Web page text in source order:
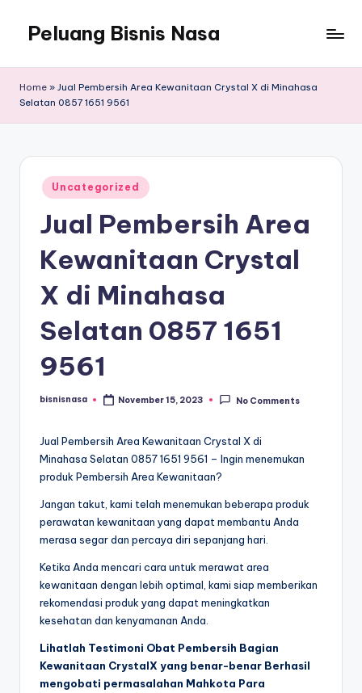
Peluang Bisnis Nasa
Home » Jual Pembersih Area Kewanitaan Crystal X di Minahasa
Selatan 0857 1651 9561
Posted
in
Uncategorized
Jual Pembersih Area
Kewanitaan Crystal
X di Minahasa
Selatan 0857 1651
9561
Posted
bisnisnasa November 15, 2023 No Comments
Jual Pembersih Area Kewanitaan Crystal X di
Minahasa Selatan 0857 1651 9561 – Ingin menemukan
produk Pembersih Area Kewanitaan?
Jangan takut, kami telah menemukan beberapa produk
perawatan kewanitaan yang dapat membantu Anda
merasa segar dan percaya diri sepanjang hari.
Ketika Anda mencari cara untuk merawat area
kewanitaan dengan lebih optimal, kami siap memberikan
rekomendasi produk yang dapat meningkatkan
kesehatan dan kenyamanan Anda.
Lihatlah Testimoni Obat Pembersih Bagian
Kewanitaan CrystalX yang benar-benar Berhasil
mengobati permasalahan Mahkota Para